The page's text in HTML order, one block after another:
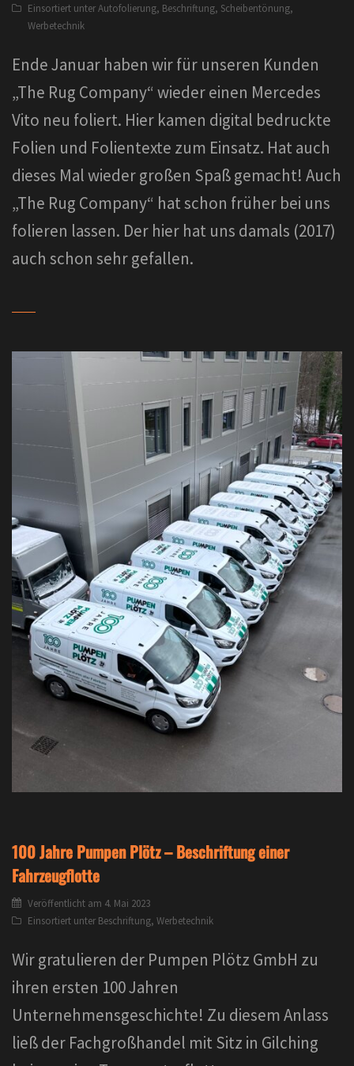
Einsortiert unterAutofolierung, Beschriftung, Scheibentönung,
Werbetechnik
Ende Januar haben wir für unseren Kunden
„The Rug Company“ wieder einen Mercedes
Vito neu foliert. Hier kamen digital bedruckte
Folien und Folientexte zum Einsatz. Hat auch
dieses Mal wieder großen Spaß gemacht! Auch
„The Rug Company“ hat schon früher bei uns
folieren lassen. Der hier hat uns damals (2017)
auch schon sehr gefallen.
100 Jahre Pumpen Plötz – Beschriftung einer
Fahrzeugflotte
Veröffentlicht am 4. Mai 2023
Einsortiert unter Beschriftung, Werbetechnik
Wir gratulieren der Pumpen Plötz GmbH zu
ihren ersten 100 Jahren
Unternehmensgeschichte! Zu diesem Anlass
ließ der Fachgroßhandel mit Sitz in Gilching